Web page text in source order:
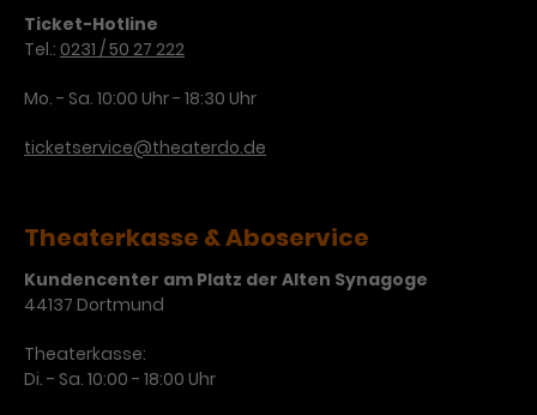
Ticket-Hotline
Tel.: 0231 / 50 27 222
Mo. - Sa. 10:00 Uhr - 18:30 Uhr
ticketservice@theaterdo.de
Theaterkasse & Aboservice
Kundencenter am Platz der Alten Synagoge
44137 Dortmund
Theaterkasse:
Di. - Sa. 10:00 - 18:00 Uhr